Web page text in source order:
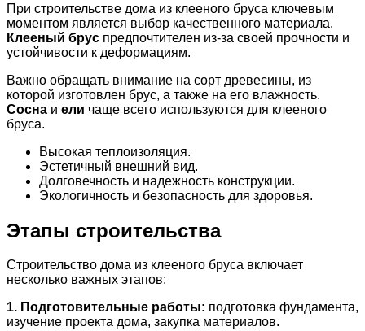
При строительстве дома из клееного бруса ключевым
моментом является выбор качественного материала.
Клееный брус предпочтителен из-за своей прочности и
устойчивости к деформациям.
Важно обращать внимание на сорт древесины, из
которой изготовлен брус, а также на его влажность.
Сосна и ели чаще всего используются для клееного
бруса.
Высокая теплоизоляция.
Эстетичный внешний вид.
Долговечность и надежность конструкции.
Экологичность и безопасность для здоровья.
Этапы строительства
Строительство дома из клееного бруса включает
несколько важных этапов:
1. Подготовительные работы: подготовка фундамента,
изучение проекта дома, закупка материалов.